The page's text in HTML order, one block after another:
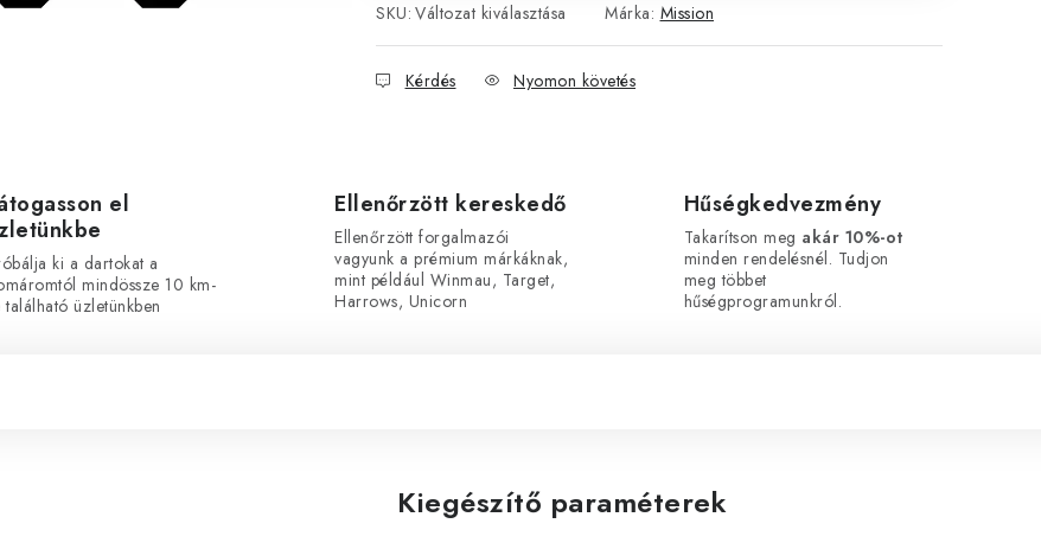
SKU: Változat kiválasztása Márka: Mission
Kérdés Nyomon követés
el
ki a dartokat a
mindössze 10 km-
található üzletünkben
Ellenőrzött kereskedő
Ellenőrzött forgalmazói
vagyunk a prémium márkáknak,
mint például Winmau, Target,
Harrows, Unicorn
Hűségkedvezmény
Takarítson meg akár 10%-ot
minden rendelésnél. Tudjon
meg többet
hűségprogramunkról.
Kiegészítő paraméterek